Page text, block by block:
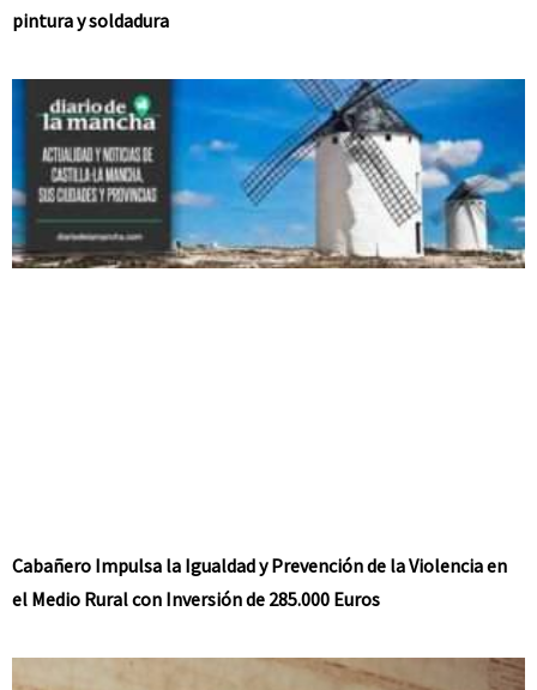
pintura y soldadura
Cabañero Impulsa la Igualdad y Prevención de la Violencia en
el Medio Rural con Inversión de 285.000 Euros